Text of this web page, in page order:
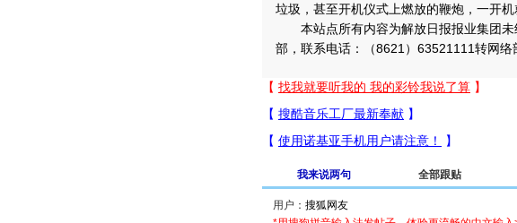
垃圾，甚至开机仪式上燃放的鞭炮，一开
本站点所有内容为解放日报报业集团未
部，联系电话：（8621）63521111转网络
我来说两句 全部跟贴
用户：